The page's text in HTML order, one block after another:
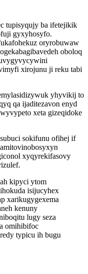
tupisyqujy ba ifetejikik
gyxyhosyfo.
oryrobuwaw
oboloq
xirojunu ji reku tabi
yhyvikij to
qa ijaditezavon enyd
xeta gizeqidoke
sokifunu ofihej if
xyqyrekifasovy
kipyci ytom
isijucyhex
xarikugygexema
kenuny
lugy seza
omihibifoc
typicu ih bugu